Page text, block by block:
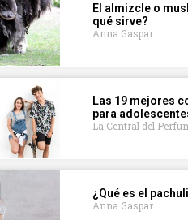
El almizcle o
qué sirve?
Anna Gaspar
Las 19 mejores
para
La Central del
¿Qué es el
Anna Gaspar